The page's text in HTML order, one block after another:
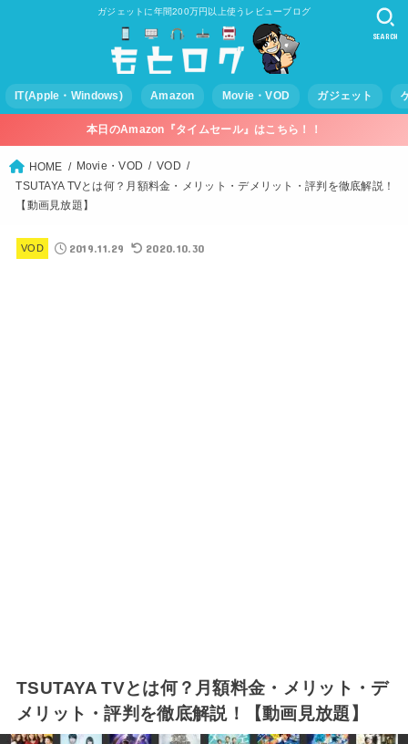
ガジェットに年間200万円以上使うレビューブログ
IT(Apple・Windows) Amazon Movie・VOD ガジェット
SEARCH
本日のAmazon『タイムセール』はこちら！！
HOME Movie・VOD
VOD
TSUTAYA TVとは何？月額料金・メリット・デメリット・評判を徹底解説！
【動画見放題】
VOD 2019.11.29 2020.10.30
TSUTAYA TVとは何？月額料金・メリット・デ
メリット・評判を徹底解説！【動画見放題】